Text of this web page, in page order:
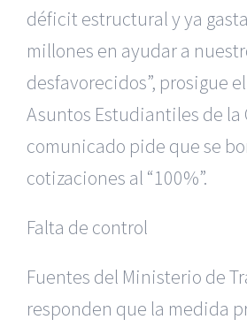
déficit estructural y ya
millones en ayudar a
desfavorecidos”, prosigue
Asuntos Estudiantiles de la
comunicado pide que se
cotizaciones al “100%”.
Falta de control
Fuentes del Ministerio de
responden que la medida